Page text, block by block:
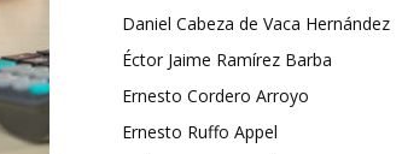
Daniel Cabeza de Vaca Hernández
Éctor Jaime Ramírez Barba
Ernesto Cordero Arroyo
Ernesto Ruffo Appel